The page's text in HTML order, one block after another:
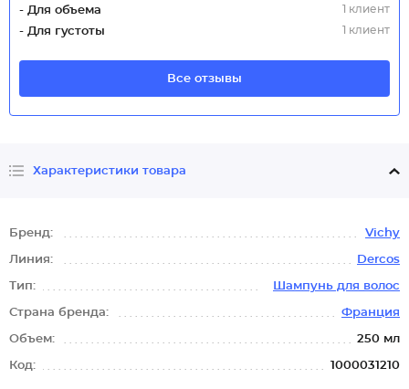
- Для объема 1 клиент
- Для густоты 1 клиент
Все отзывы
Характеристики товара
Бренд: Vichy
Линия: Dercos
Тип: Шампунь для волос
Страна бренда: Франция
Объем: 250 мл
Код: 1000031210